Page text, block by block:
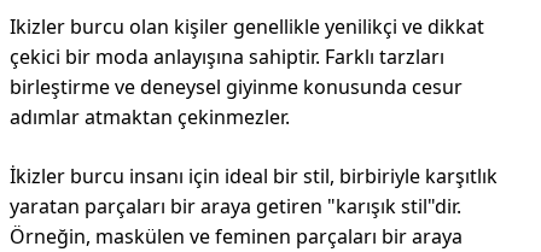
Ikizler burcu olan kişiler genellikle yenilikçi ve dikkat
çekici bir moda anlayışına sahiptir. Farklı tarzları
birleştirme ve deneysel giyinme konusunda cesur
adımlar atmaktan çekinmezler.
İkizler burcu insanı için ideal bir stil, birbiriyle karşıtlık
yaratan parçaları bir araya getiren "karışık stil"dir.
Örneğin, maskülen ve feminen parçaları bir araya